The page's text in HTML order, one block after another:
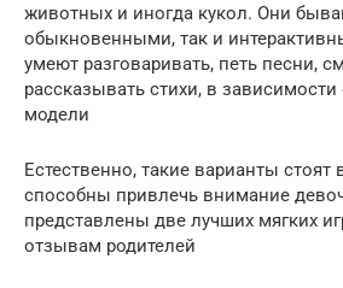
животных и иногда кукол. Они
обыкновенными, так и
умеют разговаривать, петь песни,
рассказывать стихи, в зависимости
модели
Естественно, такие варианты
способны привлечь внимание
представлены две лучших мягких
отзывам родителей